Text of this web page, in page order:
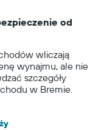
od
wliczają
wynajmu, ale nie
szczegóły
w Bremie.